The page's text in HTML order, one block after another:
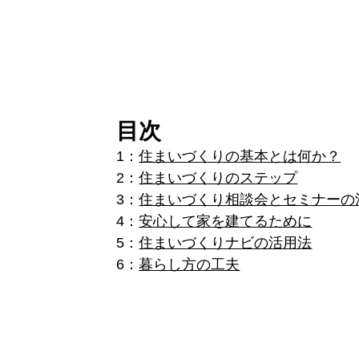
目次
1：住まいづくりの基本とは何か？
2：住まいづくりのステップ
3：住まいづくり相談会とセミナーの
4：安心して家を建てるために
5：住まいづくりナビの活用法
6：暮らし方の工夫